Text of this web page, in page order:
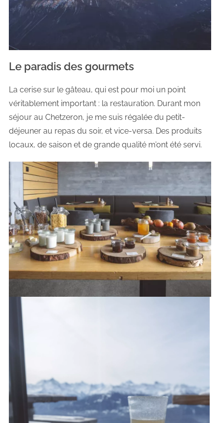
Le paradis des gourmets
La cerise sur le gâteau, qui est pour moi un point
véritablement important : la restauration. Durant mon
séjour au Chetzeron, je me suis régalée du petit-
déjeuner au repas du soir, et vice-versa. Des produits
locaux, de saison et de grande qualité m’ont été servi.